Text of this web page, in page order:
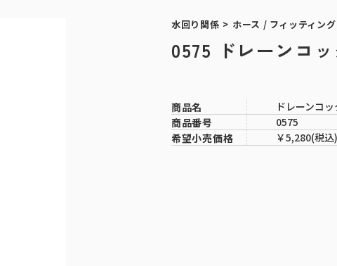
水回り関係 > ホース / フィッティング
0575 ドレーンコ
商品名
ドレーンコ
商品番号
0575
希望小売価格
￥5,280(税込)